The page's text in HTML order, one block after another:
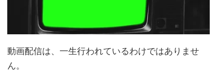
動画配信は、一生行われているわけではありませ
ん。